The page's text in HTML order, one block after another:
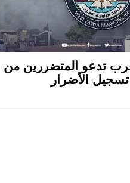
تدعو المتضررين من
تسجيل الأضرار